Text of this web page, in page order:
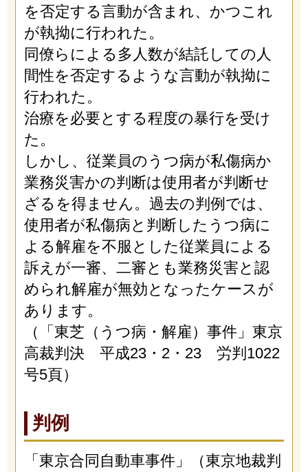
を否定する言動が含まれ、かつこれ
が執拗に行われた。
同僚らによる多人数が結託しての人
間性を否定するような言動が執拗に
行われた。
治療を必要とする程度の暴行を受け
た。
しかし、従業員のうつ病が私傷病か
業務災害かの判断は使用者が判断せ
ざるを得ません。過去の判例では、
使用者が私傷病と判断したうつ病に
よる解雇を不服とした従業員による
訴えが一審、二審とも業務災害と認
められ解雇が無効となったケースが
あります。
（「東芝（うつ病・解雇）事件」東京
高裁判決 平成23・2・23 労判1022
号5頁）
判例
「東京合同自動車事件」（東京地裁判